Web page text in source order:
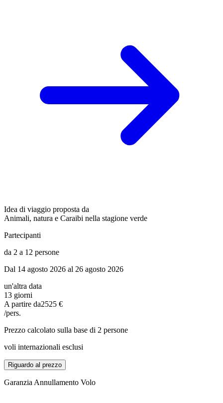
Idea di viaggio proposta da
Animali, natura e Caraibi nella stagione verde
Partecipanti
da 2 a 12 persone
Dal 14 agosto 2026 al 26 agosto 2026
un'altra data
13 giorni
A partire da2525 €
/pers.
Prezzo calcolato sulla base di 2 persone
voli internazionali esclusi
Riguardo al prezzo
Garanzia Annullamento Volo